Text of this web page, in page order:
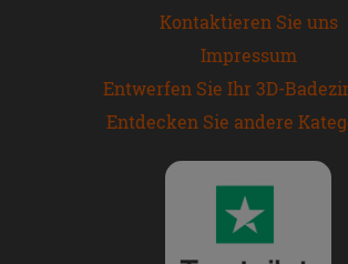
Kontaktieren Sie uns
Impressum
Entwerfen Sie Ihr 3D-
Entdecken Sie andere